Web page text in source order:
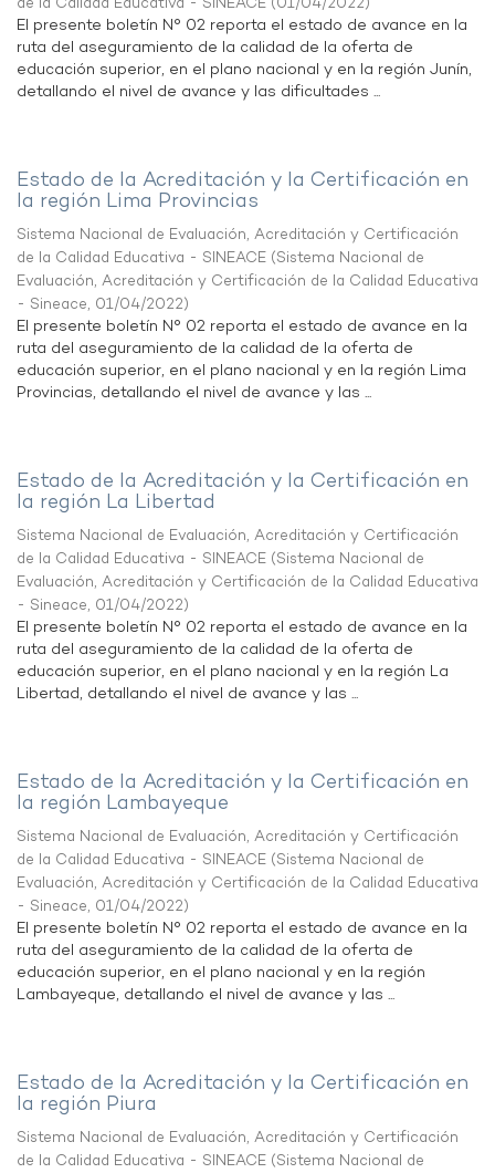
El presente boletín N° 02 reporta el estado de avance en la
ruta del aseguramiento de la calidad de la oferta de
educación superior, en el plano nacional y en la región Junín,
detallando el nivel de avance y las dificultades ...
Estado de la Acreditación y la Certificación en
la región Lima Provincias
Sistema Nacional de Evaluación, Acreditación y Certificación
de la Calidad Educativa - SINEACE (Sistema Nacional de
Evaluación, Acreditación y Certificación de la Calidad Educativa
- Sineace, 01/04/2022)
El presente boletín N° 02 reporta el estado de avance en la
ruta del aseguramiento de la calidad de la oferta de
educación superior, en el plano nacional y en la región Lima
Provincias, detallando el nivel de avance y las ...
Estado de la Acreditación y la Certificación en
la región La Libertad
Sistema Nacional de Evaluación, Acreditación y Certificación
de la Calidad Educativa - SINEACE (Sistema Nacional de
Evaluación, Acreditación y Certificación de la Calidad Educativa
- Sineace, 01/04/2022)
El presente boletín N° 02 reporta el estado de avance en la
ruta del aseguramiento de la calidad de la oferta de
educación superior, en el plano nacional y en la región La
Libertad, detallando el nivel de avance y las ...
Estado de la Acreditación y la Certificación en
la región Lambayeque
Sistema Nacional de Evaluación, Acreditación y Certificación
de la Calidad Educativa - SINEACE (Sistema Nacional de
Evaluación, Acreditación y Certificación de la Calidad Educativa
- Sineace, 01/04/2022)
El presente boletín N° 02 reporta el estado de avance en la
ruta del aseguramiento de la calidad de la oferta de
educación superior, en el plano nacional y en la región
Lambayeque, detallando el nivel de avance y las ...
Estado de la Acreditación y la Certificación en
la región Piura
Sistema Nacional de Evaluación, Acreditación y Certificación
de la Calidad Educativa - SINEACE (Sistema Nacional de